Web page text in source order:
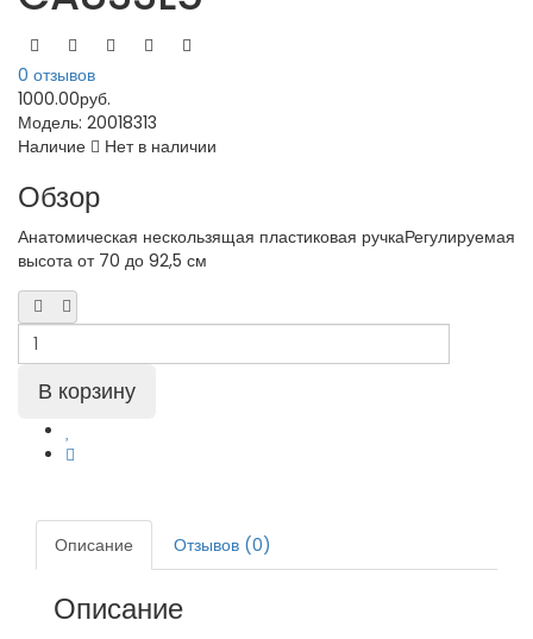
0 отзывов
1000.00руб.
Модель: 20018313
Наличие
Нет в наличии
Обзор
Анатомическая нескользящая пластиковая ручкаРегулируемая
высота от 70 до 92,5 см
Описание Отзывов (0)
Описание